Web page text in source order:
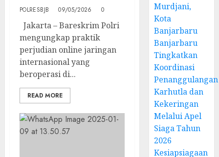
POLRESBJB 09/05/2026 0
Jakarta – Bareskrim Polri
mengungkap praktik
perjudian online jaringan
internasional yang
beroperasi di...
READ MORE
Murdjani,
Kota
Banjarbaru
Banjarbaru
Tingkatkan
Koordinasi
Penanggulangan
Karhutla dan
Kekeringan
Melalui Apel
Siaga Tahun
2026
Kesiapsiagaan